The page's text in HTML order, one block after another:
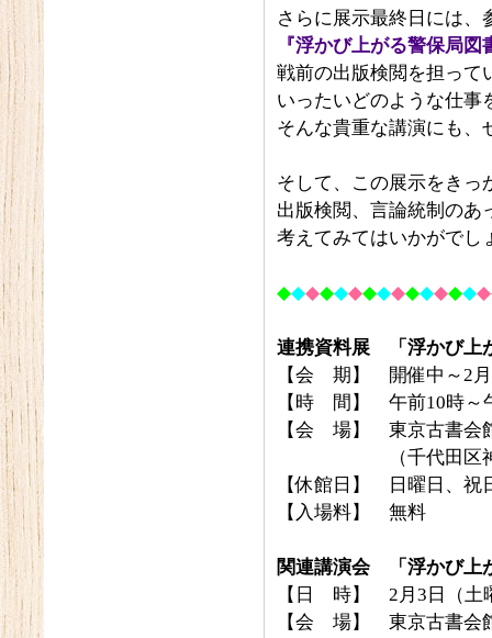
さらに展示最終日には、
『浮かび上がる警保局図
戦前の出版検閲を担って
いったいどのような仕事
そんな貴重な講演にも、
そして、この展示をきっ
出版検閲、言論統制のあ
考えてみてはいかがでし
◆◆◆◆◆◆◆◆◆◆◆◆◆◆◆
連携資料展 「浮かび上
【会 期】 開催中～2月
【時 間】 午前10時～
【会 場】 東京古書会
（千代田区神田
【休館日】 日曜日、祝
【入場料】 無料
関連講演会 「浮かび上
【日 時】 2月3日（土
【会 場】 東京古書会